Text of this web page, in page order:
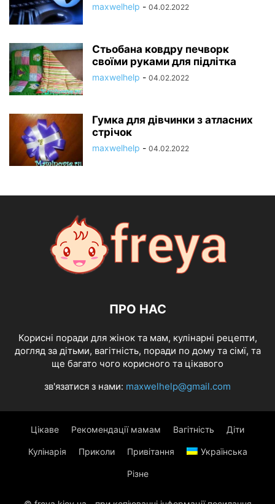
maxwelhelp - 04.02.2022
Стьобана ковдру печворк
своїми руками для підлітка
maxwelhelp - 04.02.2022
Гумка для дівчинки з атласних
стрічок
maxwelhelp - 04.02.2022
ПРО НАС
Корисні поради для жінок та мам, кулінарні рецепти,
догляд за дітьми, вагітність, поради по дому та сімї, та
ще багато чого корисного та цікавого
зв'язатися з нами: maxwelhelp@gmail.com
Цікаве Рекомендації мамам Вагітність Діти
Кулінарія Приколи Привітання Українська
Різне